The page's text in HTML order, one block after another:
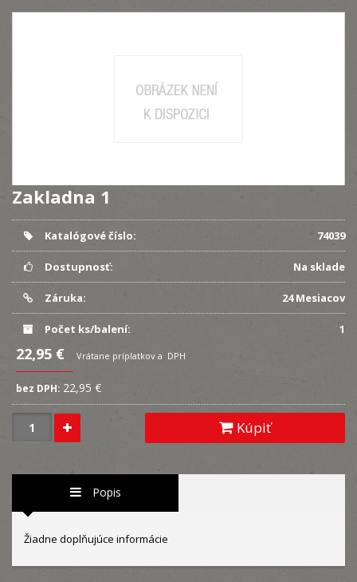
Zakladna 1
Katalógové číslo: 74039
Dostupnosť: Na sklade
Záruka: 24 Mesiacov
Počet ks/balení: 1
22,95 € Vrátane príplatkov a DPH
bez DPH: 22,95 €
Kúpiť
Popis
Žiadne doplňujúce informácie